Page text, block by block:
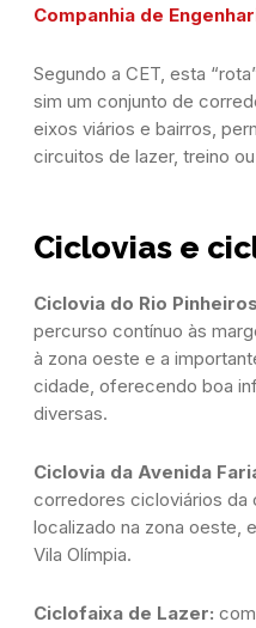
Companhia de
Segundo a CET, esta
sim um conjunto de
eixos viários e bairros,
circuitos de lazer, treino
Ciclovias e
Ciclovia do Rio
percurso contínuo às
à zona oeste e a
cidade, oferecendo boa
diversas.
Ciclovia da Avenida
corredores cicloviários da
localizado na zona oeste,
Vila Olímpia.
Ciclofaixa de Lazer: